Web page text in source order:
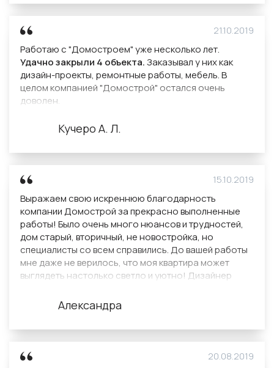
21.10.2019
Кучеро А. Л.
Работаю с "Домостроем" уже несколько лет.
Удачно закрыли 4 объекта.Заказывал у них как
дизайн-проекты, ремонтные работы, мебель. В
целом компанией "Домострой" остался очень
доволен.
15.10.2019
Александра
Выражаем свою искреннюю благодарность
компании Домострой за прекрасно выполненные
работы! Было очень много нюансов и трудностей,
дом старый, вторичный, не новостройка, но
специалисты со всем справились. До вашей работы
мне даже не верилось, что моя квартира может
выглядеть настолько светло и уютно! Дизайнер
все цвета и материалы, так что была полная
уверенность в хорошем результате. Помогли
подобрать мебель для гармоничного вида.
Стоимость была оговорена сразу и после цена не
менялась, работа выполнена в рамках
20.08.2019